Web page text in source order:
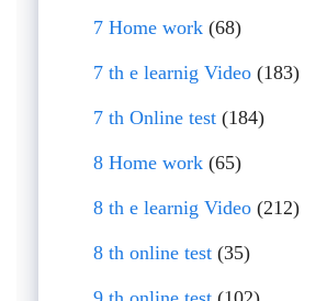
7 Home work(68)
7 th e learnig Video(183)
7 th Online test(184)
8 Home work(65)
8 th e learnig Video(212)
8 th online test(35)